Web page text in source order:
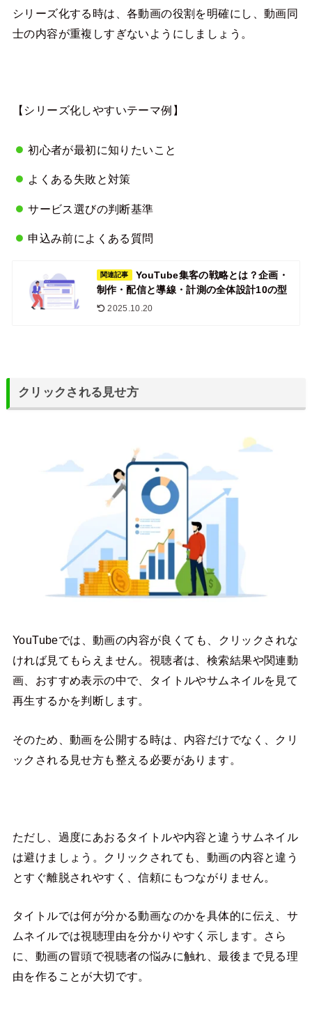
シリーズ化する時は、各動画の役割を明確にし、動画同
士の内容が重複しすぎないようにしましょう。
【シリーズ化しやすいテーマ例】
初心者が最初に知りたいこと
よくある失敗と対策
サービス選びの判断基準
申込み前によくある質問
関連記事
YouTube集客の戦略とは？企画・
制作・配信と導線・計測の全体設計10の型
2025.10.20
クリックされる見せ方
YouTubeでは、動画の内容が良くても、クリックされな
ければ見てもらえません。視聴者は、検索結果や関連動
画、おすすめ表示の中で、タイトルやサムネイルを見て
再生するかを判断します。
そのため、動画を公開する時は、内容だけでなく、クリ
ックされる見せ方も整える必要があります。
ただし、過度にあおるタイトルや内容と違うサムネイル
は避けましょう。クリックされても、動画の内容と違う
とすぐ離脱されやすく、信頼にもつながりません。
タイトルでは何が分かる動画なのかを具体的に伝え、サ
ムネイルでは視聴理由を分かりやすく示します。さら
に、動画の冒頭で視聴者の悩みに触れ、最後まで見る理
由を作ることが大切です。